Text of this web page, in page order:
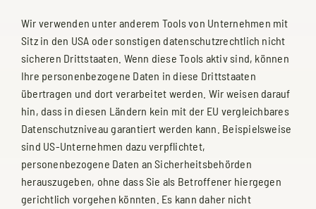
Wir verwenden unter anderem Tools von Unternehmen mit
Sitz in den USA oder sonstigen datenschutzrechtlich nicht
sicheren Drittstaaten. Wenn diese Tools aktiv sind, können
Ihre personenbezogene Daten in diese Drittstaaten
übertragen und dort verarbeitet werden. Wir weisen darauf
hin, dass in diesen Ländern kein mit der EU vergleichbares
Datenschutzniveau garantiert werden kann. Beispielsweise
sind US-Unternehmen dazu verpflichtet,
personenbezogene Daten an Sicherheitsbehörden
herauszugeben, ohne dass Sie als Betroffener hiergegen
gerichtlich vorgehen könnten. Es kann daher nicht